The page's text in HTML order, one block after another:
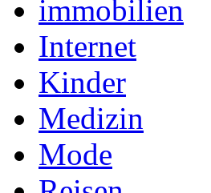
immobilien
Internet
Kinder
Medizin
Mode